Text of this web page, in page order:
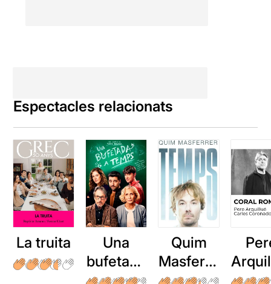
Espectacles relacionats
La truita
Una
bufetada
a temps
Quim
Masferre
r: Temps
: